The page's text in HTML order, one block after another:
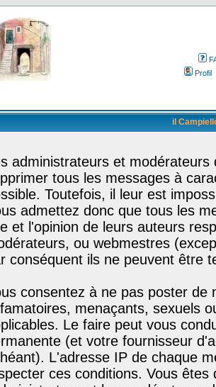
Profil
il
administrateurs et
tous les messages à
Toutefois, il leur est
admettez donc que tous les
et l'opinion de leurs auteurs
ou webmestres
conséquent ils ne peuvent être
consentez à ne pas poster de
menaçants, sexuels
Le faire peut vous
(et votre fournisseur
L'adresse IP de chaque
ces conditions. Vous